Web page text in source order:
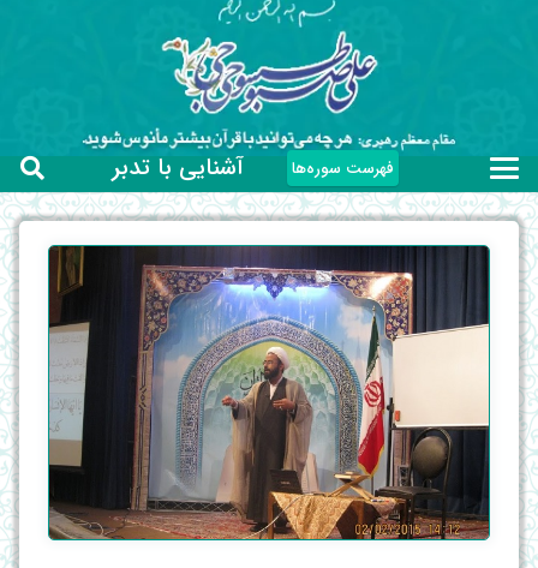
فهرست سوره‌ها آشنایی با تدبر